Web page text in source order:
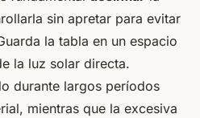
sin apretar para evitar
la tabla en un espacio
la luz solar directa.
durante largos períodos
mientras que la excesiva